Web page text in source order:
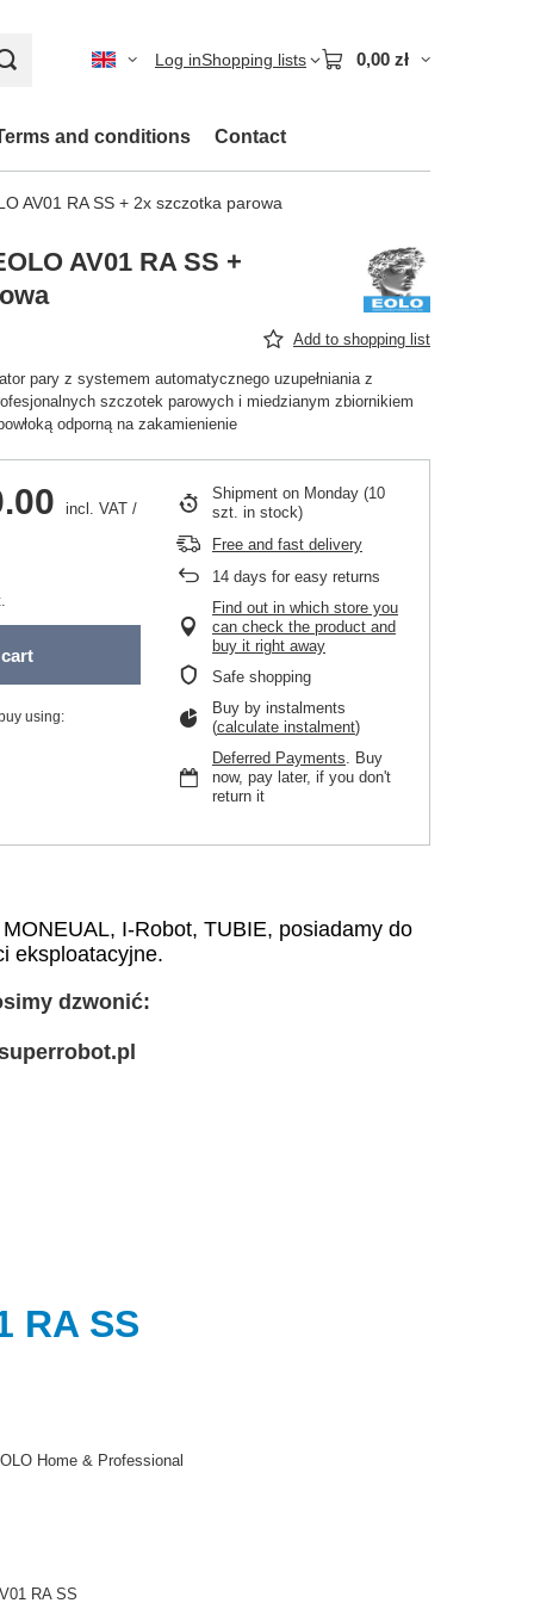
Log inShopping lists 0,00 zł
and conditions Contact
AV01 RA SS + 2x szczotka parowa
AV01 RA SS +
Add to shopping list
pary z systemem automatycznego uzupełniania z
szczotek parowych i miedzianym zbiornikiem
odporną na zakamienienie
incl. VAT /
using:
Shipment on Monday (10
szt. in stock)
Free and fast delivery
14 days for easy returns
Find out in which store you
can check the product and
buy it right away
Safe shopping
Buy by instalments
(calculate instalment)
Deferred Payments. Buy
now, pay later, if you don't
return it
I-Robot, TUBIE, posiadamy do
eksploatacyjne.
dzwonić:
RA SS
Home & Professional
RA SS